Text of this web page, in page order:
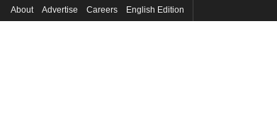
About Advertise Careers English Edition